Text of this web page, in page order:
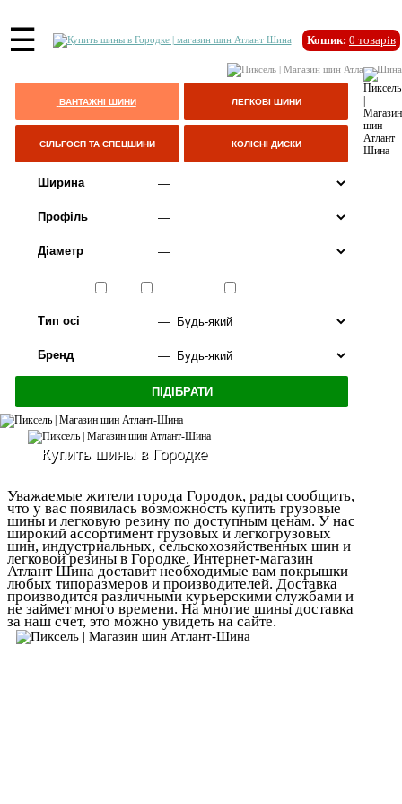
☰ Кошик: 0 товарів
ВАНТАЖНІ ШИНИ ЛЕГКОВІ ШИНИ
СІЛЬГОСП ТА СПЕЦШИНИ КОЛІСНІ ДИСКИ
Ширина
Профіль
Діаметр
Тип осі
Бренд
Купить шины в Городке
Уважаемые жители города Городок, рады сообщить,
что у вас появилась возможность купить грузовые
шины и легковую резину по доступным ценам. У нас
широкий ассортимент грузовых и легкогрузовых
шин, индустриальных, сельскохозяйственных шин и
легковой резины в Городке. Интернет-магазин
Атлант Шина доставит необходимые вам покрышки
любых типоразмеров и производителей. Доставка
производится различными курьерскими службами и
не займет много времени. На многие шины доставка
за наш счет, это можно увидеть на сайте.